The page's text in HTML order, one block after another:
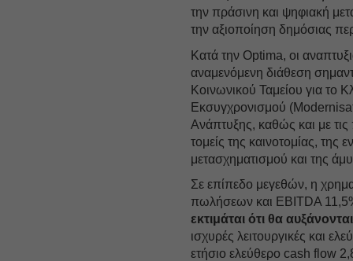
την πράσινη και ψηφιακή
την αξιοποίηση δημόσιας
Κατά την Optima, οι
αναμενόμενη διάθεση
Κοινωνικού Ταμείου για το
Εκσυγχρονισμού
Ανάπτυξης, καθώς και με
τομείς της καινοτομίας, της
μετασχηματισμού και της
Σε επίπεδο μεγεθών, η
πωλήσεων και EBITDA
εκτιμάται ότι θα
ισχυρές λειτουργικές και
ετήσιο ελεύθερο cash flow